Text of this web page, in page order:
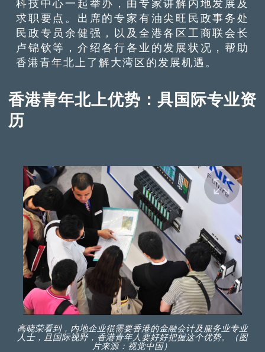
科技中心一起举办，由专家讲解内地发展及
求职要点。出席的专家有油尖旺民政事务处
民政专员余健强，以及全港各区工商联会长
卢锦钦等，介绍各行各业的发展状况，帮助
香港青年北上了解大湾区的发展机遇。
香港青年北上优势：具国际专业资
历
高晓荣看到，内地企业很需要香港的金融会计及服务业专业
人士，且国际视野，香港青年人要好好把握这个优势。（图
片来源：视觉中国）